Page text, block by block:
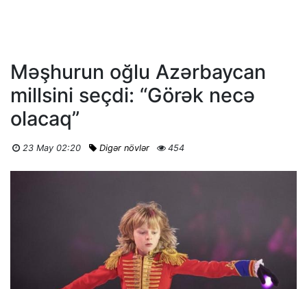
Məşhurun oğlu Azərbaycan
millsini seçdi: “Görək necə
olacaq”
23 May 02:20 Digər növlər 454